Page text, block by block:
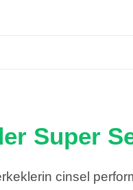
Super
cinsel